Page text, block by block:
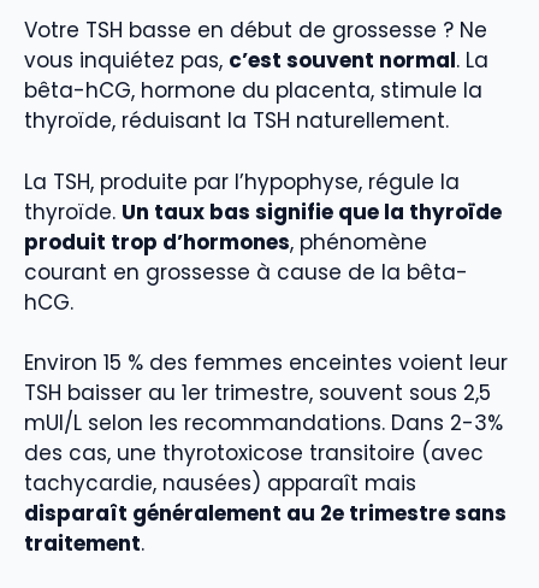
Votre TSH basse en début de grossesse ? Ne
vous inquiétez pas, c’est souvent normal. La
bêta-hCG, hormone du placenta, stimule la
thyroïde, réduisant la TSH naturellement.
La TSH, produite par l’hypophyse, régule la
thyroïde. Un taux bas signifie que la thyroïde
produit trop d’hormones, phénomène
courant en grossesse à cause de la bêta-
hCG.
Environ 15 % des femmes enceintes voient leur
TSH baisser au 1er trimestre, souvent sous 2,5
mUI/L selon les recommandations. Dans 2-3%
des cas, une thyrotoxicose transitoire (avec
tachycardie, nausées) apparaît mais
disparaît généralement au 2e trimestre sans
traitement.